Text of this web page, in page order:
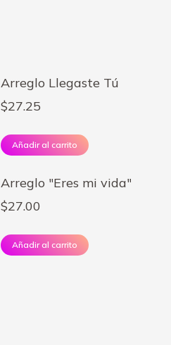
Arreglo Llegaste Tú
$27.25
Añadir al carrito
Arreglo "Eres mi vida"
$27.00
Añadir al carrito